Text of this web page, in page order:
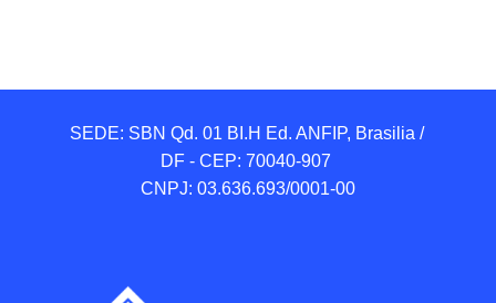
SEDE: SBN Qd. 01 BI.H Ed. ANFIP, Brasilia /
DF - CEP: 70040-907
CNPJ: 03.636.693/0001-00